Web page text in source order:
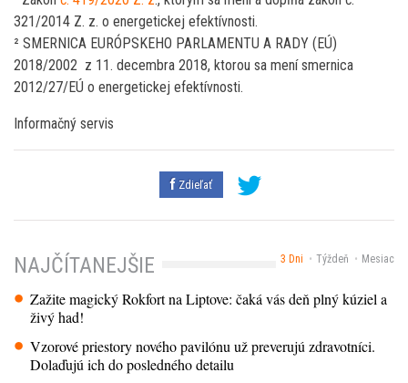
321/2014 Z. z. o energetickej efektívnosti.
² SMERNICA EURÓPSKEHO PARLAMENTU A RADY (EÚ)
2018/2002 z 11. decembra 2018, ktorou sa mení smernica
2012/27/EÚ o energetickej efektívnosti.
Informačný servis
Zdieľať
3 Dni Týždeň Mesiac
NAJČÍTANEJŠIE
Zažite magický Rokfort na Liptove: čaká vás deň plný kúziel a
živý had!
Vzorové priestory nového pavilónu už preverujú zdravotníci.
Dolaďujú ich do posledného detailu